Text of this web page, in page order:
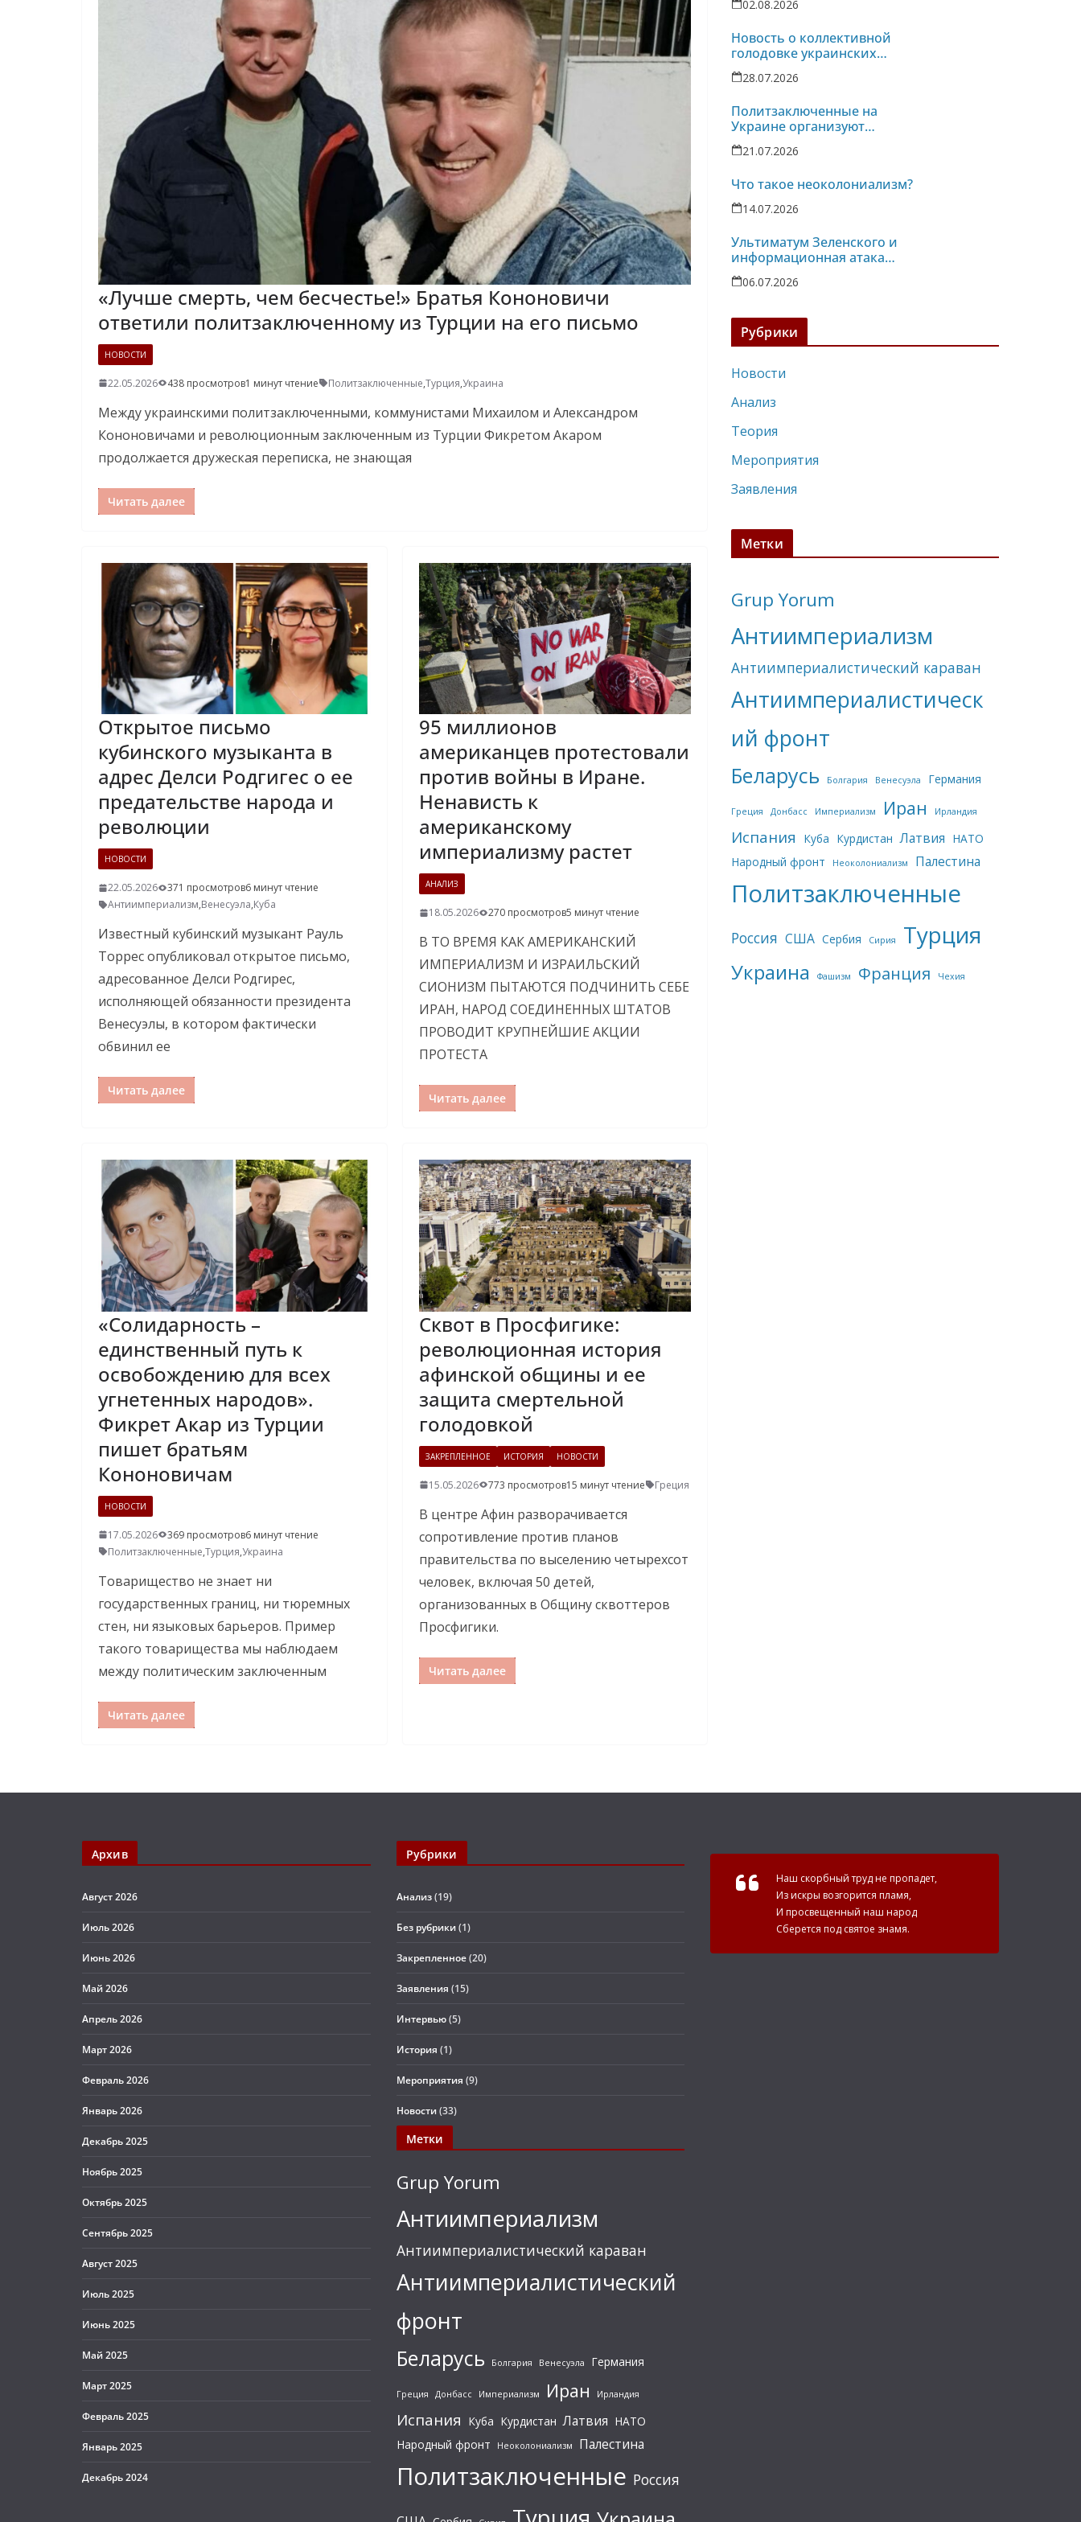
«Лучше смерть, чем бесчестье!» Братья Кононовичи
ответили политзаключенному из Турции на его письмо
НОВОСТИ
22.05.2026 438 просмотров1 минут чтение Политзаключенные,Турция,Украина
Между украинскими политзаключенными, коммунистами Михаилом и Александром
Кононовичами и революционным заключенным из Турции Фикретом Акаром
продолжается дружеская переписка, не знающая
Читать далее
Открытое письмо
кубинского музыканта в
адрес Делси Родгигес о ее
предательстве народа и
революции
НОВОСТИ
22.05.2026 371 просмотров6 минут чтение
Антиимпериализм,Венесуэла,Куба
Известный кубинский музыкант Рауль
Торрес опубликовал открытое письмо,
адресованное Делси Родгирес,
исполняющей обязанности президента
Венесуэлы, в котором фактически
обвинил ее
Читать далее
95 миллионов
американцев протестовали
против войны в Иране.
Ненависть к
американскому
империализму растет
АНАЛИЗ
18.05.2026 270 просмотров5 минут чтение
В ТО ВРЕМЯ КАК АМЕРИКАНСКИЙ
ИМПЕРИАЛИЗМ И ИЗРАИЛЬСКИЙ
СИОНИЗМ ПЫТАЮТСЯ ПОДЧИНИТЬ СЕБЕ
ИРАН, НАРОД СОЕДИНЕННЫХ ШТАТОВ
ПРОВОДИТ КРУПНЕЙШИЕ АКЦИИ
ПРОТЕСТА
Читать далее
«Солидарность –
единственный путь к
освобождению для всех
угнетенных народов».
Фикрет Акар из Турции
пишет братьям
Кононовичам
НОВОСТИ
17.05.2026 369 просмотров6 минут чтение
Политзаключенные,Турция,Украина
Товарищество не знает ни
государственных границ, ни тюремных
стен, ни языковых барьеров. Пример
такого товарищества мы наблюдаем
между политическим заключенным
Читать далее
Сквот в Просфигике:
революционная история
афинской общины и ее
защита смертельной
голодовкой
ЗАКРЕПЛЕННОЕ ИСТОРИЯ НОВОСТИ
15.05.2026 773 просмотров15 минут чтение Греция
В центре Афин разворачивается
сопротивление против планов
правительства по выселению четырехсот
человек, включая 50 детей,
организованных в Общину сквоттеров
Просфигики.
Читать далее
02.08.2026
Новость о коллективной
голодовке украинских
политзаключенных услышана
в турецких тюрьмах
28.07.2026
Политзаключенные на
Украине организуют
однодневную голодовку
против пыток в колонии-86
21.07.2026
Что такое неоколониализм?
14.07.2026
Ультиматум Зеленского и
информационная атака
российских реакционных
СМИ против Беларуси
06.07.2026
Рубрики
Новости
Анализ
Теория
Мероприятия
Заявления
Метки
Grup Yorum
Антиимпериализм
Антиимпериалистический караван
Антиимпериалистическ
ий фронт
Беларусь Болгария Венесуэла Германия
Греция Донбасс Империализм Иран Ирландия
Испания Куба Курдистан Латвия НАТО
Народный фронт
Неоколониализм Палестина
Политзаключенные
Россия США Сербия Сирия Турция
Украина Фашизм Франция Чехия
Архив
Август 2026
Июль 2026
Июнь 2026
Май 2026
Апрель 2026
Март 2026
Февраль 2026
Январь 2026
Декабрь 2025
Ноябрь 2025
Октябрь 2025
Сентябрь 2025
Август 2025
Июль 2025
Июнь 2025
Май 2025
Март 2025
Февраль 2025
Январь 2025
Декабрь 2024
Рубрики
Анализ(19)
Без рубрики(1)
Закрепленное(20)
Заявления (15)
Интервью(5)
История (1)
Мероприятия (9)
Новости(33)
Метки
Grup Yorum
Антиимпериализм
Антиимпериалистический караван
Антиимпериалистический
фронт
Беларусь Болгария Венесуэла Германия
Греция Донбасс Империализм Иран Ирландия
Испания Куба Курдистан Латвия НАТО
Народный фронт
Неоколониализм Палестина
Политзаключенные Россия
Наш скорбный труд не пропадет,
Из искры возгорится пламя,
И просвещенный наш народ
Сберется под святое знамя.